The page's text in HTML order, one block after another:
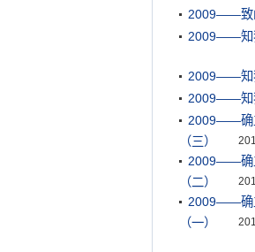
2009——致
2009——知
2009——知
2009——知
2009——确
（三）
2009——确
（二）
2009——确
（一）